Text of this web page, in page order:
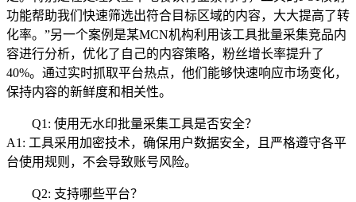
功能帮助我们快速筛选出符合目标区域的内容，大大提高了转
化率。”另一个案例是某MCN机构利用该工具批量采集竞品内
容进行分析，优化了自己的内容策略，粉丝增长率提升了
40%。通过实时抓取平台热点，他们能够快速响应市场变化，
保持内容的新鲜度和相关性。
Q1: 使用无水印批量采集工具是否安全？
A1: 工具采用加密技术，确保用户数据安全，且严格遵守各平
台使用规则，不会导致账号风险。
Q2: 支持哪些平台？